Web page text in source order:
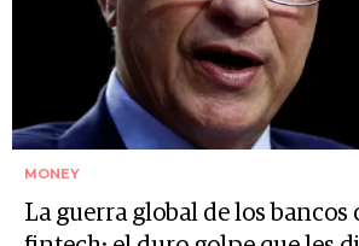
MONEY
La guerra global de los bancos